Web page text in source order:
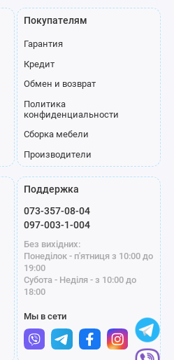
Покупателям
Гарантия
Кредит
Обмен и возврат
Политика
конфиденциальности
Сборка мебели
Производители
Поддержка
073-357-08-04
097-003-1-004
Без вихідних:
Понеділок - п'ятниця з 10:00 до
19:00
Субота - Неділя - з 10:00 до
18:00
Мы в сети